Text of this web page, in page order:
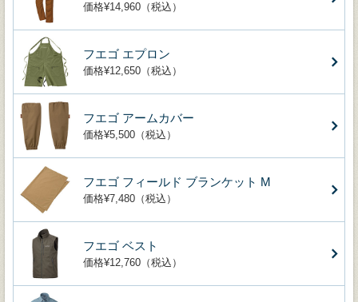
価格¥14,960（税込）
フエゴ エプロン
価格¥12,650（税込）
フエゴ アームカバー
価格¥5,500（税込）
フエゴ フィールド ブランケット M
価格¥7,480（税込）
フエゴ ベスト
価格¥12,760（税込）